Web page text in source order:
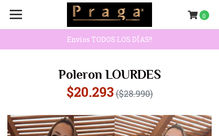
Envíos TODOS LOS DÍAS!!
0
Poleron LOURDES
$20.293($28.990)